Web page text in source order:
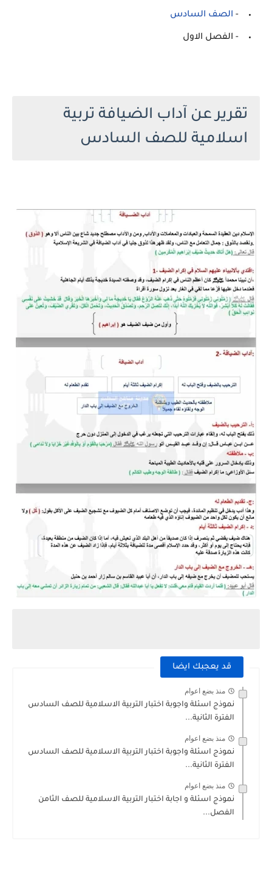
- الصف السادس
- الفصل الاول
تقرير عن آداب الضيافة تربية
اسلامية للصف السادس
قد يعجبك ايضا
منذ بضع اعوام
نموذج اسئلة واجوبة اختبار التربية الاسلامية للصف السادس
الفترة الثانية...
منذ بضع اعوام
نموذج اسئلة واجوبة اختبار التربية الاسلامية للصف السادس
الفترة الثانية...
منذ بضع اعوام
نموذج اسئلة و اجابة اختبار التربية الاسلامية للصف الثامن
الفصل...